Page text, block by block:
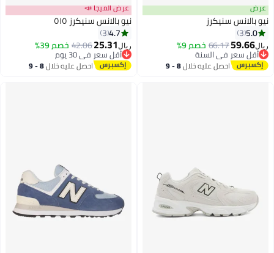
سنيكرز
66.17خصم 9%
في السنة
في السنة
احصل عليه خلال 8 - 9
اغسطس
عرض الميجا 📣
نيو بالانس سنيكرز ٥١٥
42.06خصم 39%
أقل سعر في 30 يوم
أقل سعر في 30 يوماحصل عليه خلال 8 - 9
اغسطس